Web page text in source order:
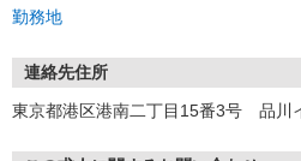
勤務地
連絡先住所
東京都港区港南二丁目15番3号 品川